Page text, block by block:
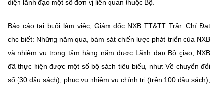
Chọn ngôn ngữ
Vietnamese English
MINISTRY OF SCIENCE AND TECHNOLOGY
diện lãnh đạo một số đơn vị liên quan thuộc Bộ.
Báo cáo tại buổi làm việc, Giám đốc NXB TT&TT Trần Chí Đạt
cho biết: Những năm qua, bám sát chiến lược phát triển của NXB
và nhiệm vụ trọng tâm hàng năm được Lãnh đạo Bộ giao, NXB
đã thực hiện được một số bộ sách tiêu biểu, như: Về chuyển đổi
số (30 đầu sách); phục vụ nhiệm vụ chính trị (trên 100 đầu sách);